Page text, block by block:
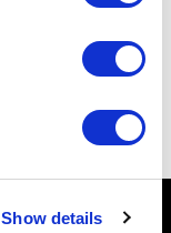
Show details